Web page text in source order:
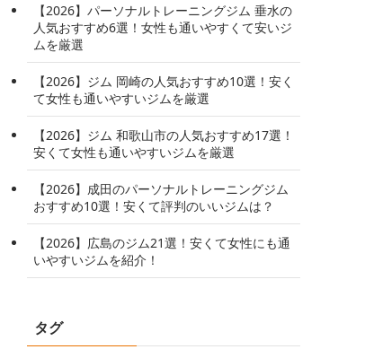
【2026】パーソナルトレーニングジム 垂水の
人気おすすめ6選！女性も通いやすくて安いジ
ムを厳選
【2026】ジム 岡崎の人気おすすめ10選！安く
て女性も通いやすいジムを厳選
【2026】ジム 和歌山市の人気おすすめ17選！
安くて女性も通いやすいジムを厳選
【2026】成田のパーソナルトレーニングジム
おすすめ10選！安くて評判のいいジムは？
【2026】広島のジム21選！安くて女性にも通
いやすいジムを紹介！
タグ